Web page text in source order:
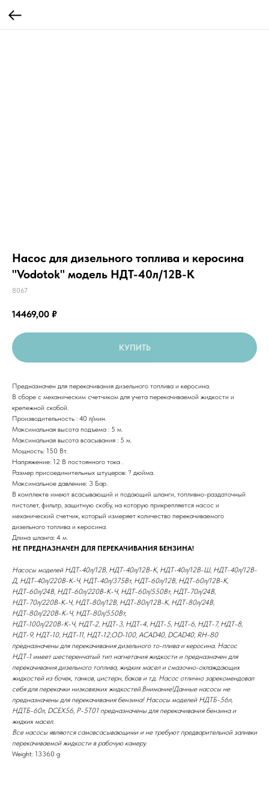
Насос для дизельного топлива и керосина
"Vodotok" модель НДТ-40л/12В-К
8067
14469,00 ₽
КУПИТЬ
Предназначен для перекачивания дизельного топлива и керосина.
В сборе с механическим счетчиком для учета перекачиваемой жидкости и
крепежной скобой.
Производительность : 40 л/мин.
Максимальная высота подъема : 5 м.
Максимальная высота всасывания : 5 м.
Мощность: 150 Вт.
Напряжение: 12 В постоянного тока .
Размер присоединительных штуцеров: ? дюйма.
Максимальное давление: 3 Бар.
В комплекте имеют всасывающий и подающий шланги, топливно-раздаточный
пистолет, фильтр, защитную скобу, на которую прикрепляется насос и
механический счетчик, который измеряет количество перекачиваемого
дизельного топлива и керосина.
Длина шланга: 4 м.
НЕ ПРЕДНАЗНАЧЕН ДЛЯ ПЕРЕКАЧИВАНИЯ БЕНЗИНА!
Насосы моделей НДТ-40л/12В, НДТ-40л/12В-К, НДТ-40л/12В-Ш, НДТ-40л/12В-
Д, НДТ-40л/220В-К-Ч, НДТ-40л/375Вт, НДТ-60л/12В, НДТ-60л/12В-К,
НДТ-60л/24В, НДТ-60л/220В-К-Ч, НДТ-60л/550Вт, НДТ-70л/24В,
НДТ-70л/220В-К-Ч, НДТ-80л/12В, НДТ-80л/12В-К, НДТ-80л/24В,
НДТ-80л/220В-К-Ч, НДТ-80л/550Вт,
НДТ-100л/220В-К-Ч, НДТ-2, НДТ-3, НДТ-4, НДТ-5, НДТ-6, НДТ-7, НДТ-8,
НДТ-9, НДТ-10, НДТ-11, НДТ-12,OD-100, ACAD40, DCAD40, RH-80
предназначены для перекачивания дизельного то-плива и керосина. Насос
НДТ-1 имеет шестеренчатый тип нагнетания жидкости и предназначен для
перекачивания дизельного топлива, жидких масел и смазочно-охлаждающих
жидкостей из бочек, танков, цистерн, баков и т.д. Насос отлично зарекомендовал
себя для перекачки низковязких жидкостей.Внимание!Данные насосы не
предназначены для перекачивания бензина! Насосы моделей НДТБ-56л,
НДТБ-60л, DCEX56, P-5T01 предназначены для перекачивания бензина и
жидких масел.
Все насосы являются самовсасывающими и не требуют предварительной заливки
перекачиваемой жидкости в рабочую камеру.
Weight: 13360 g